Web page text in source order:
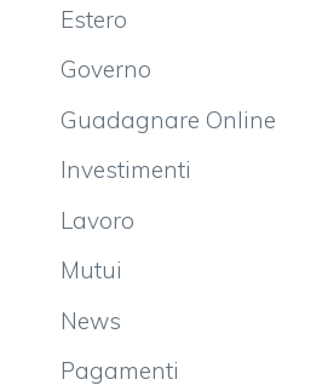
Estero
Governo
Guadagnare Online
Investimenti
Lavoro
Mutui
News
Pagamenti